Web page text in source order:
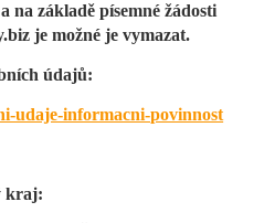
na základě písemné žádosti
je možné je vymazat.
údajů:
udaje-informacni-povinnost
kraj: